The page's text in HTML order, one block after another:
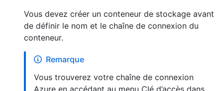
Vous devez créer un conteneur de stockage avant
de définir le nom et le chaîne de connexion du
conteneur.
Remarque
Vous trouverez votre chaîne de connexion